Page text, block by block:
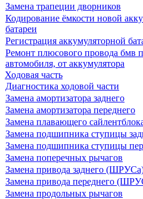
Замена трапеции дворников
Кодирование ёмкости новой
батареи
Регистрация аккумуляторной
Ремонт плюсового провода бмв
автомобиля, от аккумулятора
Ходовая часть
Диагностика ходовой части
Замена амортизатора заднего
Замена амортизатора переднего
Замена плавающего
Замена подшипника ступицы
Замена подшипника ступицы
Замена поперечных рычагов
Замена привода заднего
Замена привода переднего
Замена продольных рычагов